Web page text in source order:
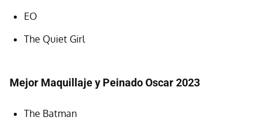
EO
The Quiet Girl
Mejor Maquillaje y Peinado Oscar 2023
The Batman